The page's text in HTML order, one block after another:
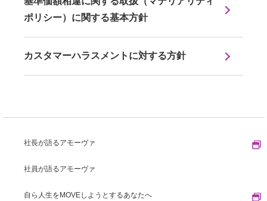
社長が語るアモーヴァ
社員が語るアモーヴァ
自ら人生をMOVEしようとするあなたへ
ポリシー）に関する基本方針
カスタマーハラスメントに対する方針